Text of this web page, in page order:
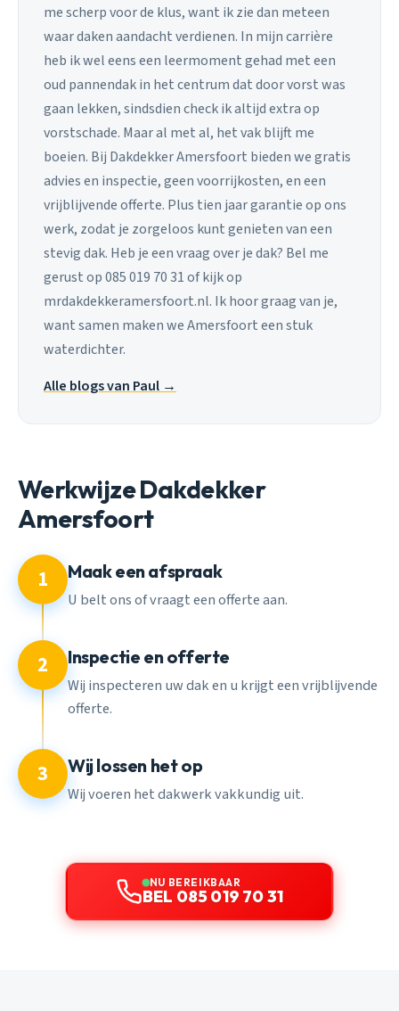
me scherp voor de klus, want ik zie dan meteen
waar daken aandacht verdienen. In mijn carrière
heb ik wel eens een leermoment gehad met een
oud pannendak in het centrum dat door vorst was
gaan lekken, sindsdien check ik altijd extra op
vorstschade. Maar al met al, het vak blijft me
boeien. Bij Dakdekker Amersfoort bieden we gratis
advies en inspectie, geen voorrijkosten, en een
vrijblijvende offerte. Plus tien jaar garantie op ons
werk, zodat je zorgeloos kunt genieten van een
stevig dak. Heb je een vraag over je dak? Bel me
gerust op 085 019 70 31 of kijk op
mrdakdekkeramersfoort.nl. Ik hoor graag van je,
want samen maken we Amersfoort een stuk
waterdichter.
Alle blogs van Paul →
Werkwijze Dakdekker
Amersfoort
1 Maak een afspraak
U belt ons of vraagt een offerte aan.
2 Inspectie en offerte
Wij inspecteren uw dak en u krijgt een vrijblijvende
offerte.
3 Wij lossen het op
Wij voeren het dakwerk vakkundig uit.
NU BEREIKBAAR
BEL 085 019 70 31